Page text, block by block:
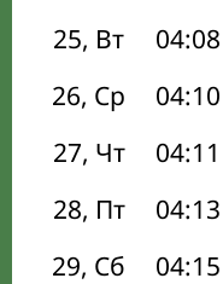
25, Вт
04:08
26, Ср
04:10
27, Чт
04:11
28, Пт
04:13
29, Сб
04:15